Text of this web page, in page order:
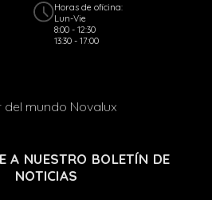
Horas de oficina:
Lun-Vie
8:00 - 12:30
13:30 - 17:00
del mundo Novalux
A NUESTRO BOLETÍN DE
NOTICIAS